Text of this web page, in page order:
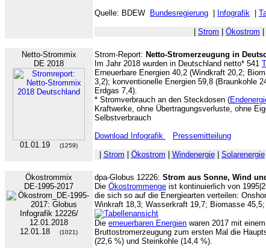
Quelle: BDEW
Bundesregierung Infografik
Strom Ökostrom
Netto-Strommix
DE 2018
01.01.19 (1259)
Strom-Report: Netto-Stromerzeugung in
Im Jahr 2018 wurden in Deutschland netto* 541
Erneuerbare Energien 40,2 (Windkraft 20,2;
3,2); konventionelle Energien 59,8 (Braunkohle
Erdgas 7,4).
* Stromverbrauch an den Steckdosen (
Kraftwerke, ohne Übertragungsverluste, ohne
Selbstverbrauch
Download Infografik
Pressemitteilung
Strom Ökostrom Windenergie| Solarenergie|
Ökostrommix
DE-1995-2017
12.01.18 (1021)
dpa-Globus 12226: Strom aus Sonne, Wind
Die Ökostrommenge ist kontinuierlich von
die sich so auf die Energiearten verteilen:
Winkraft 18,3; Wasserkraft 19,7; Biomasse
Die erneuerbaren Energien waren 2017 mit
Bruttostromerzeugung zum ersten Mal die
(22,6 %) und Steinkohle (14,4 %).